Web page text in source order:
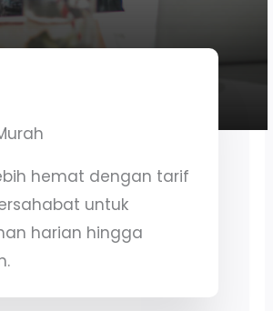
hemat dengan tarif
untuk
harian hingga